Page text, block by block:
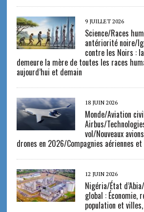
9 JUILLET 2026
Science/Races
antériorité noire/
contre les Noirs :
demeure la mère de toutes les races
aujourd’hui et demain
18 JUIN 2026
Monde/Aviation
Airbus/
vol/Nouveaux
drones en 2026/Compagnies aériennes
12 JUIN 2026
Nigéria/État
global : Économie,
population et